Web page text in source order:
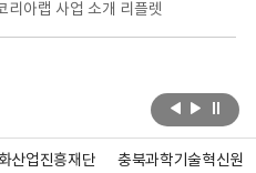
리아랩 사업 소개 리플렛
산업진흥재단 충북과학기술혁신원